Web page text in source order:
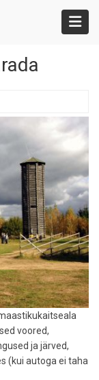
voored,
ja järved,
(kui autoga ei taha